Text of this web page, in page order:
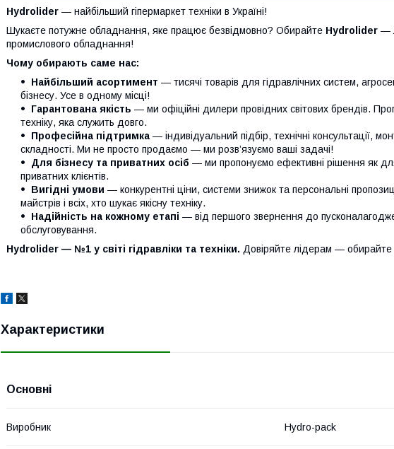
Hydrolider — найбільший гіпермаркет техніки в Україні!
Шукаєте потужне обладнання, яке працює безвідмовно? Обирайте Hydrolider —
промислового обладнання!
Чому обирають саме нас:
Найбільший асортимент — тисячі товарів для гідравлічних систем,
бізнесу. Усе в одному місці!
Гарантована якість — ми офіційні дилери провідних світових брендів.
техніку, яка служить довго.
Професійна підтримка — індивідуальний підбір, технічні консультації,
складності. Ми не просто продаємо — ми розв’язуємо ваші задачі!
Для бізнесу та приватних осіб — ми пропонуємо ефективні рішення як
приватних клієнтів.
Вигідні умови — конкурентні ціни, системи знижок та персональні
майстрів і всіх, хто шукає якісну техніку.
Надійність на кожному етапі — від першого звернення до
обслуговування.
Hydrolider — №1 у світі гідравліки та техніки. Довіряйте лідерам —
Характеристики
Основні
Виробник Hydro-pack